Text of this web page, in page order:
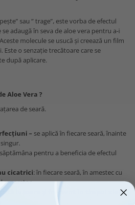
sau ” trage”, este vorba de efectul
adaugă în seva de aloe vera pentru a-i
molecule se usucă și creează un film
o senzație trecătoare care se
după aplicare.
Aloe Vera ?
de seară.
– se aplică în fiecare seară, înainte
pentru a beneficia de efectul
cicatrici: în fiecare seară, în amestec cu
reparator
la soare și frecvent în timpul zilei